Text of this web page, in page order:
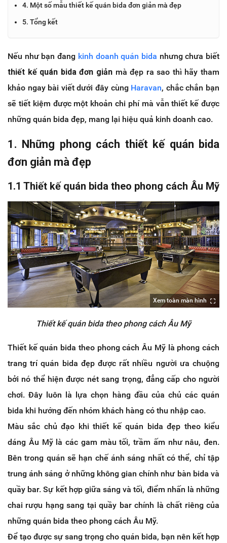
4. Một số mẫu thiết kế quán bida đơn giản mà đẹp
5. Tổng kết
Nếu như bạn đang kinh doanh quán bida nhưng chưa biết
thiết kế quán bida đơn giảnmà đẹp ra sao thì hãy tham
khảo ngay bài viết dưới đây cùng Haravan, chắc chắn bạn
sẽ tiết kiệm được một khoản chi phí mà vẫn thiết kế được
những quán bida đẹp, mang lại hiệu quả kinh doanh cao.
1. Những phong cách thiết kế quán bida
đơn giản mà đẹp
1.1 Thiết kế quán bida theo phong cách Âu Mỹ
Xem toàn màn hình
Thiết kế quán bida theo phong cách Âu Mỹ
Thiết kế quán bida theo phong cách Âu Mỹ là phong cách
trang trí quán bida đẹp được rất nhiều người ưa chuộng
bởi nó thể hiện được nét sang trọng, đẳng cấp cho người
chơi. Đây luôn là lựa chọn hàng đầu của chủ các quán
bida khi hướng đến nhóm khách hàng có thu nhập cao.
Màu sắc chủ đạo khi thiết kế quán bida đẹp theo kiểu
dáng Âu Mỹ là các gam màu tối, trầm ấm như nâu, đen.
Bên trong quán sẽ hạn chế ánh sáng nhất có thể, chỉ tập
trung ánh sáng ở những không gian chính như bàn bida và
quầy bar. Sự kết hợp giữa sáng và tối, điểm nhấn là những
chai rượu hạng sang tại quầy bar chính là chất riêng của
những quán bida theo phong cách Âu Mỹ.
Để tạo được sự sang trọng cho quán bida, bạn nên kết hợp